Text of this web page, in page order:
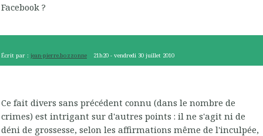
Facebook ?
Écrit par : jean-pierre.bozzonne 21h20 -vendredi 30 juillet 2010
Ce fait divers sans précédent connu (dans le nombre de
crimes) est intrigant sur d'autres points : il ne s'agit ni de
déni de grossesse, selon les affirmations même de l'inculpée,